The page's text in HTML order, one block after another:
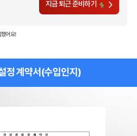
지금 퇴근 준비하기
어요!
정 계약서(수입인지)